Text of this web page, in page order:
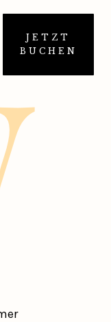
JETZT
BUCHEN